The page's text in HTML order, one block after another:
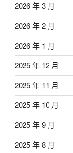
2026 年 3 月
2026 年 2 月
2026 年 1 月
2025 年 12 月
2025 年 11 月
2025 年 10 月
2025 年 9 月
2025 年 8 月